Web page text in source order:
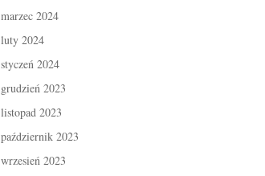
marzec 2024
luty 2024
styczeń 2024
grudzień 2023
listopad 2023
październik 2023
wrzesień 2023